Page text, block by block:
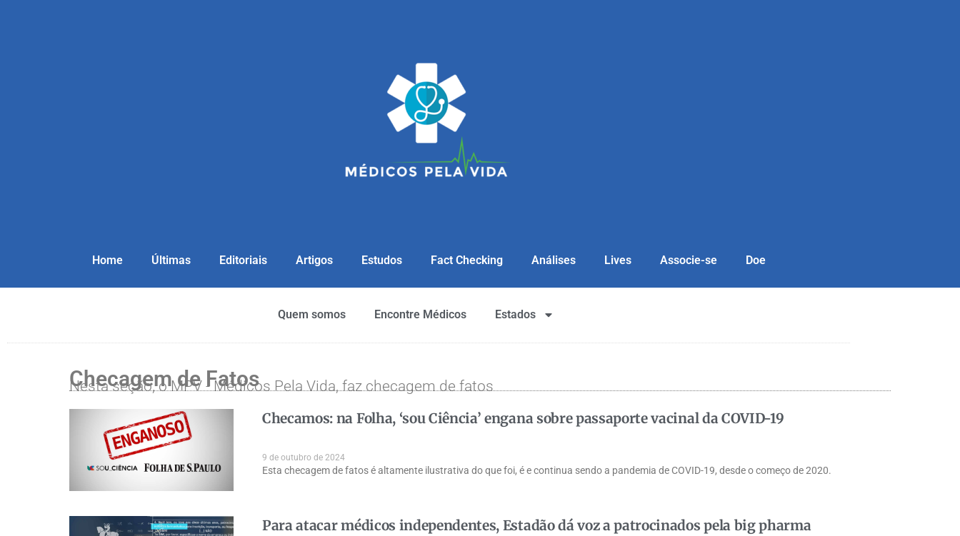
Home Últimas Editoriais Artigos Estudos Fact Checking Análises Lives Associe-se Doe
Quem somos Encontre Médicos Estados
Checagem de Fatos
Nesta seção, o MPV - Médicos Pela Vida, faz checagem de fatos
Checamos: na Folha, ‘sou Ciência’ engana sobre passaporte vacinal da COVID-19
9 de outubro de 2024
Esta checagem de fatos é altamente ilustrativa do que foi, é e continua sendo a pandemia de COVID-19, desde o começo de 2020.
Para atacar médicos independentes, Estadão dá voz a patrocinados pela big pharma